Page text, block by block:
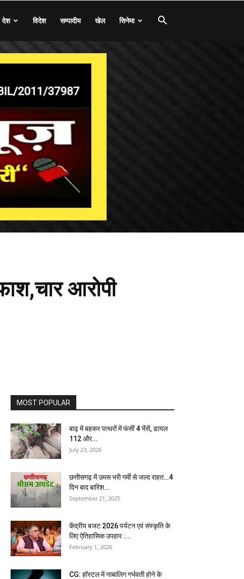
देश विदेश सम्पादीय खेल सिनेमा
आरोपी
MOST POPULAR
बाढ़ में बहकर पत्थरों में फंसीं 4 भैंसें, डायल
112 और...
July 23, 2026
छत्तीसगढ़ में उमस भरी गर्मी से जल्द राहत…4
दिन बाद बारिश...
September 21, 2025
केंद्रीय बजट 2026 पर्यटन एवं संस्कृति के
लिए ऐतिहासिक उपहार :...
February 1, 2026
CG: हॉस्टल में नाबालिग गर्भवती होने के